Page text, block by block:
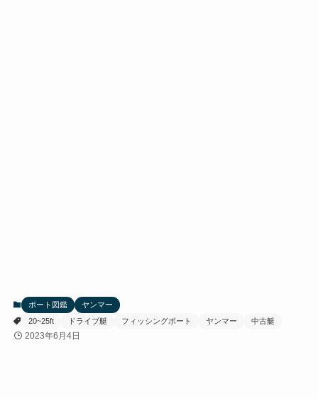
ボート図鑑
ヤンマー
20~25ft
ドライブ艇 フィッシングボート ヤンマー 中古艇
2023年6月4日